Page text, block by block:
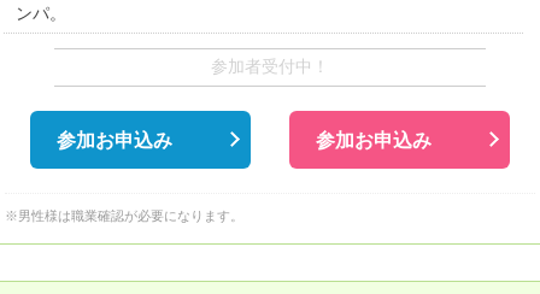
ンパ。
参加者受付中！
参加お申込み 参加お申込み
※男性様は職業確認が必要になります。